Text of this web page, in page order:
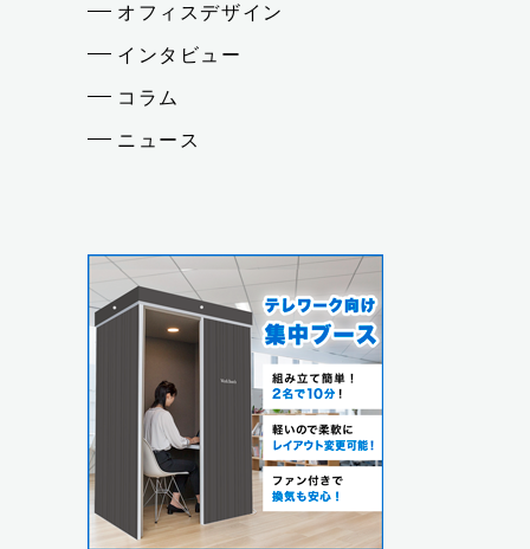
オフィスデザイン
インタビュー
コラム
ニュース